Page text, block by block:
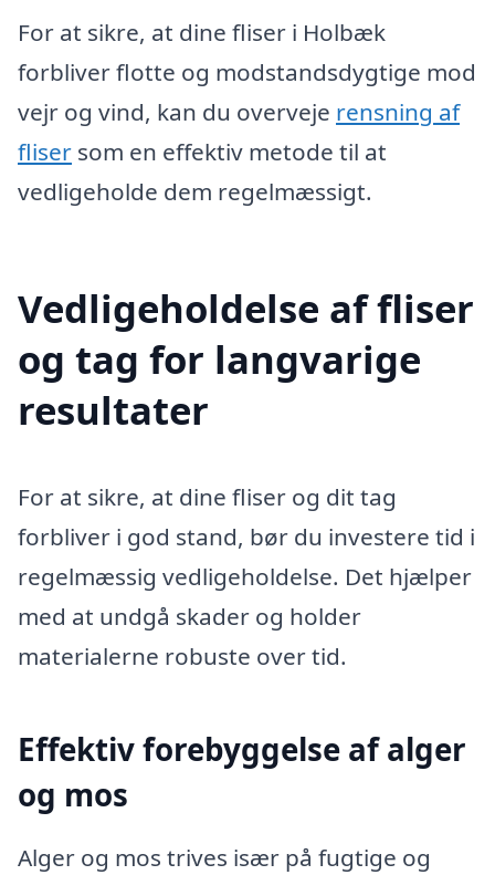
For at sikre, at dine fliser i Holbæk
forbliver flotte og modstandsdygtige mod
vejr og vind, kan du overveje rensning af
fliser som en effektiv metode til at
vedligeholde dem regelmæssigt.
Vedligeholdelse af fliser
og tag for langvarige
resultater
For at sikre, at dine fliser og dit tag
forbliver i god stand, bør du investere tid i
regelmæssig vedligeholdelse. Det hjælper
med at undgå skader og holder
materialerne robuste over tid.
Effektiv forebyggelse af alger
og mos
Alger og mos trives især på fugtige og